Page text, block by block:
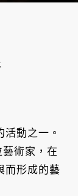
動之一。
術家，在
而形成的藝